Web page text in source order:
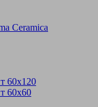
Ceramica
60х120
60х60